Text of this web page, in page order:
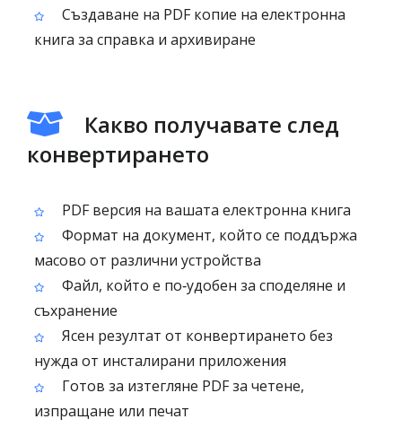
Създаване на PDF копие на електронна
книга за справка и архивиране
Какво получавате след
конвертирането
PDF версия на вашата електронна книга
Формат на документ, който се поддържа
масово от различни устройства
Файл, който е по‑удобен за споделяне и
съхранение
Ясен резултат от конвертирането без
нужда от инсталирани приложения
Готов за изтегляне PDF за четене,
изпращане или печат